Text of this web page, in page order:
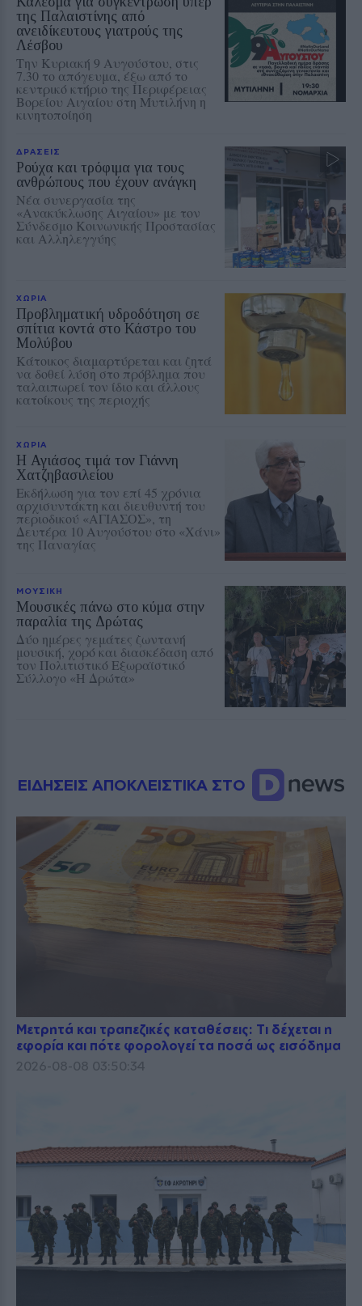
της Παλαιστίνης από
ανειδίκευτους γιατρούς της
Λέσβου
Την Κυριακή 9 Αυγούστου, στις
7.30 το απόγευμα, έξω από το
κεντρικό κτήριο της Περιφέρειας
Βορείου Αιγαίου στη Μυτιλήνη η
κινητοποίηση
ΔΡΑΣΕΙΣ
Ρούχα και τρόφιμα για τους
ανθρώπους που έχουν ανάγκη
Νέα συνεργασία της
«Ανακύκλωσης Αιγαίου» με τον
Σύνδεσμο Κοινωνικής Προστασίας
και Αλληλεγγύης
ΧΩΡΙΑ
Προβληματική υδροδότηση σε
σπίτια κοντά στο Κάστρο του
Μολύβου
Κάτοικος διαμαρτύρεται και ζητά
να δοθεί λύση στο πρόβλημα που
ταλαιπωρεί τον ίδιο και άλλους
κατοίκους της περιοχής
ΧΩΡΙΑ
Η Αγιάσος τιμά τον Γιάννη
Χατζηβασιλείου
Εκδήλωση για τον επί 45 χρόνια
αρχισυντάκτη και διευθυντή του
περιοδικού «ΑΓΙΑΣΟΣ», τη
Δευτέρα 10 Αυγούστου στο «Χάνι»
της Παναγίας
ΜΟΥΣΙΚΗ
Μουσικές πάνω στο κύμα στην
παραλία της Δρώτας
Δύο ημέρες γεμάτες ζωντανή
μουσική, χορό και διασκέδαση από
τον Πολιτιστικό Εξωραϊστικό
Σύλλογο «Η Δρώτα»
ΕΙΔΗΣΕΙΣ ΑΠΟΚΛΕΙΣΤΙΚΑ ΣΤΟ
Μετρητά και τραπεζικές καταθέσεις: Τι δέχεται η
εφορία και πότε φορολογεί τα ποσά ως εισόδημα
2026-08-08 03:50:34